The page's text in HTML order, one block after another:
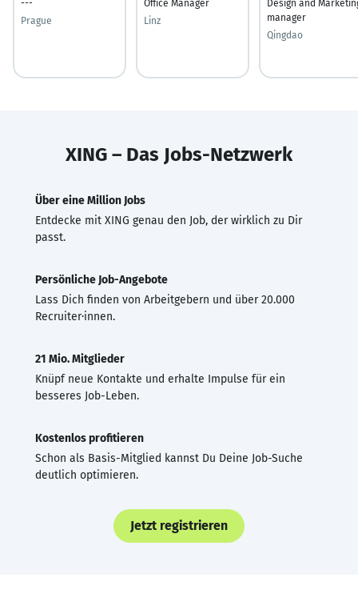
---
Prague
Office Manager
Linz
Design and
manager
Qingdao
XING – Das Jobs-Netzwerk
Über eine Million Jobs
Entdecke mit XING genau den Job, der wirklich zu Dir
passt.
Persönliche Job-Angebote
Lass Dich finden von Arbeitgebern und über 20.000
Recruiter·innen.
21 Mio. Mitglieder
Knüpf neue Kontakte und erhalte Impulse für ein
besseres Job-Leben.
Kostenlos profitieren
Schon als Basis-Mitglied kannst Du Deine Job-Suche
deutlich optimieren.
Jetzt registrieren